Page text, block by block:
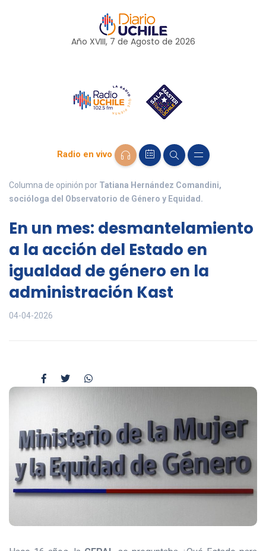
Año XVIII, 7 de Agosto de 2026
Radio en vivo
Columna de opinión por Tatiana Hernández Comandini,
socióloga del Observatorio de Género y Equidad.
En un mes: desmantelamiento
a la acción del Estado en
igualdad de género en la
administración Kast
04-04-2026